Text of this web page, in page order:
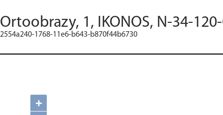
Ortoobrazy, 1, IKONOS, N-34-
2554a240-1768-11e6-b643-b870f44b6730
+